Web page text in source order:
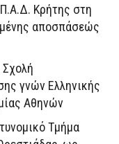
Κρήτης στη
αποσπάσεώς
γνών Ελληνικής
Αθηνών
Τμήμα